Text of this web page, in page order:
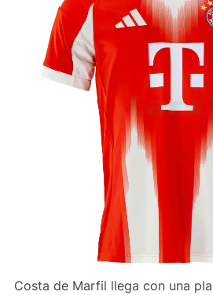
Costa de Marfil llega con una